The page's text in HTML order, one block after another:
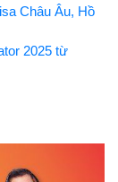
Châu Âu, Hồ
2025 từ